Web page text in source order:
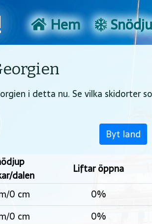
Hem
i detta nu. Se vilka skidorter
Byt land
dalen
Liftar öppna
0 cm 0%
0 cm 0%